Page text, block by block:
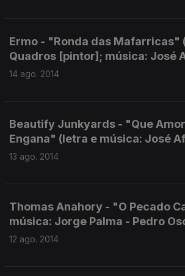
Ermo - "Ronda das Mafarricas"
Quadros [pintor]; música: José
14 ago. 2014
Beautify Junkyards - "Que
Engana" (letra e música: José
13 ago. 2014
Thomas Anahory - "O Pecado
música: Jorge Palma - Pedro
12 ago. 2014